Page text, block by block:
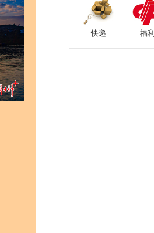
快递 福利